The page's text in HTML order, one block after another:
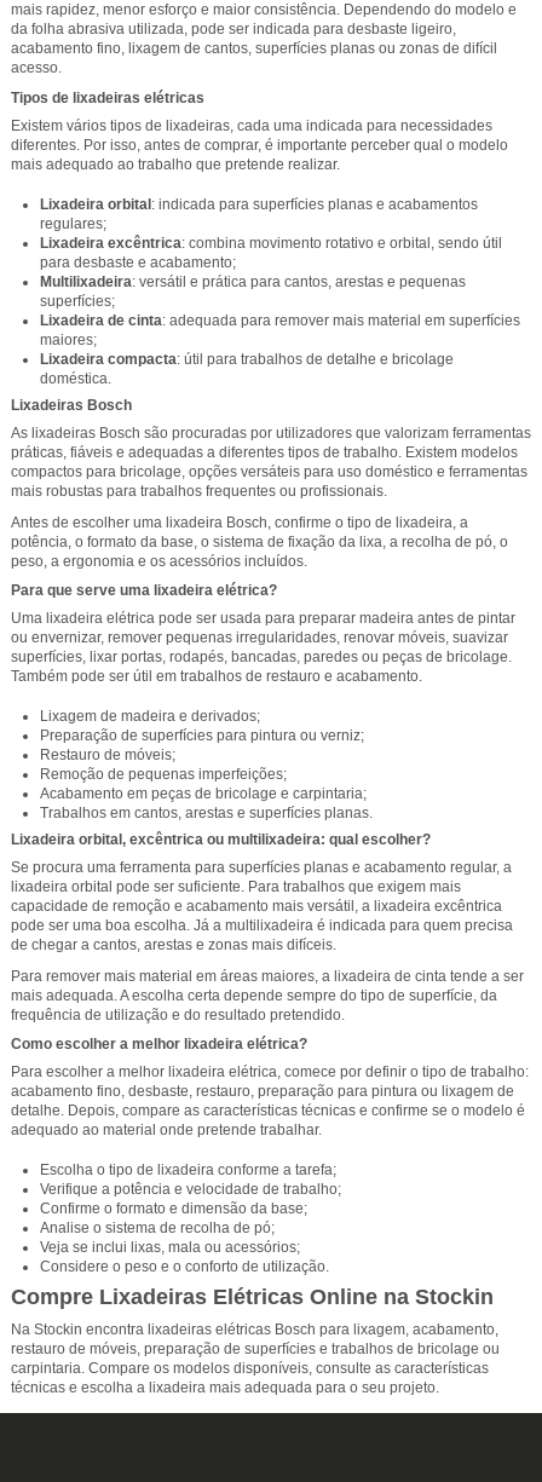
mais rapidez, menor esforço e maior consistência. Dependendo do modelo e
da folha abrasiva utilizada, pode ser indicada para desbaste ligeiro,
acabamento fino, lixagem de cantos, superfícies planas ou zonas de difícil
acesso.
Tipos de lixadeiras elétricas
Existem vários tipos de lixadeiras, cada uma indicada para necessidades
diferentes. Por isso, antes de comprar, é importante perceber qual o modelo
mais adequado ao trabalho que pretende realizar.
Lixadeira orbital: indicada para superfícies planas e acabamentos
regulares;
Lixadeira excêntrica: combina movimento rotativo e orbital, sendo útil
para desbaste e acabamento;
Multilixadeira: versátil e prática para cantos, arestas e pequenas
superfícies;
Lixadeira de cinta: adequada para remover mais material em superfícies
maiores;
Lixadeira compacta: útil para trabalhos de detalhe e bricolage
doméstica.
Lixadeiras Bosch
As lixadeiras Bosch são procuradas por utilizadores que valorizam ferramentas
práticas, fiáveis e adequadas a diferentes tipos de trabalho. Existem modelos
compactos para bricolage, opções versáteis para uso doméstico e ferramentas
mais robustas para trabalhos frequentes ou profissionais.
Antes de escolher uma lixadeira Bosch, confirme o tipo de lixadeira, a
potência, o formato da base, o sistema de fixação da lixa, a recolha de pó, o
peso, a ergonomia e os acessórios incluídos.
Para que serve uma lixadeira elétrica?
Uma lixadeira elétrica pode ser usada para preparar madeira antes de pintar
ou envernizar, remover pequenas irregularidades, renovar móveis, suavizar
superfícies, lixar portas, rodapés, bancadas, paredes ou peças de bricolage.
Também pode ser útil em trabalhos de restauro e acabamento.
Lixagem de madeira e derivados;
Preparação de superfícies para pintura ou verniz;
Restauro de móveis;
Remoção de pequenas imperfeições;
Acabamento em peças de bricolage e carpintaria;
Trabalhos em cantos, arestas e superfícies planas.
Lixadeira orbital, excêntrica ou multilixadeira: qual escolher?
Se procura uma ferramenta para superfícies planas e acabamento regular, a
lixadeira orbital pode ser suficiente. Para trabalhos que exigem mais
capacidade de remoção e acabamento mais versátil, a lixadeira excêntrica
pode ser uma boa escolha. Já a multilixadeira é indicada para quem precisa
de chegar a cantos, arestas e zonas mais difíceis.
Para remover mais material em áreas maiores, a lixadeira de cinta tende a ser
mais adequada. A escolha certa depende sempre do tipo de superfície, da
frequência de utilização e do resultado pretendido.
Como escolher a melhor lixadeira elétrica?
Para escolher a melhor lixadeira elétrica, comece por definir o tipo de trabalho:
acabamento fino, desbaste, restauro, preparação para pintura ou lixagem de
detalhe. Depois, compare as características técnicas e confirme se o modelo é
adequado ao material onde pretende trabalhar.
Escolha o tipo de lixadeira conforme a tarefa;
Verifique a potência e velocidade de trabalho;
Confirme o formato e dimensão da base;
Analise o sistema de recolha de pó;
Veja se inclui lixas, mala ou acessórios;
Considere o peso e o conforto de utilização.
Compre Lixadeiras Elétricas Online na Stockin
Na Stockin encontra lixadeiras elétricas Bosch para lixagem, acabamento,
restauro de móveis, preparação de superfícies e trabalhos de bricolage ou
carpintaria. Compare os modelos disponíveis, consulte as características
técnicas e escolha a lixadeira mais adequada para o seu projeto.